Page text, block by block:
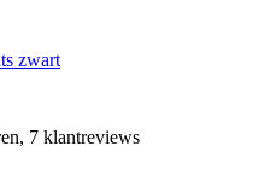
zwart
7 klantreviews